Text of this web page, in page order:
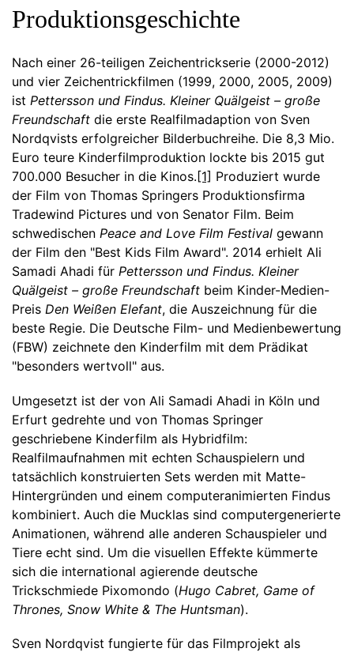
Produktionsgeschichte
Nach einer 26-teiligen Zeichentrickserie (2000-2012)
und vier Zeichentrickfilmen (1999, 2000, 2005, 2009)
ist Pettersson und Findus. Kleiner Quälgeist – große
Freundschaft die erste Realfilmadaption von Sven
Nordqvists erfolgreicher Bilderbuchreihe. Die 8,3 Mio.
Euro teure Kinderfilmproduktion lockte bis 2015 gut
700.000 Besucher in die Kinos. [1] Produziert wurde
der Film von Thomas Springers Produktionsfirma
Tradewind Pictures und von Senator Film. Beim
schwedischen Peace and Love Film Festival gewann
der Film den "Best Kids Film Award". 2014 erhielt Ali
Samadi Ahadi für Pettersson und Findus. Kleiner
Quälgeist – große Freundschaft beim Kinder-Medien-
Preis Den Weißen Elefant, die Auszeichnung für die
beste Regie. Die Deutsche Film- und Medienbewertung
(FBW) zeichnete den Kinderfilm mit dem Prädikat
"besonders wertvoll" aus.
Umgesetzt ist der von Ali Samadi Ahadi in Köln und
Erfurt gedrehte und von Thomas Springer
geschriebene Kinderfilm als Hybridfilm:
Realfilmaufnahmen mit echten Schauspielern und
tatsächlich konstruierten Sets werden mit Matte-
Hintergründen und einem computeranimierten Findus
kombiniert. Auch die Mucklas sind computergenerierte
Animationen, während alle anderen Schauspieler und
Tiere echt sind. Um die visuellen Effekte kümmerte
sich die international agierende deutsche
Trickschmiede Pixomondo (Hugo Cabret, Game of
Thrones, Snow White & The Huntsman).
Sven Nordqvist fungierte für das Filmprojekt als